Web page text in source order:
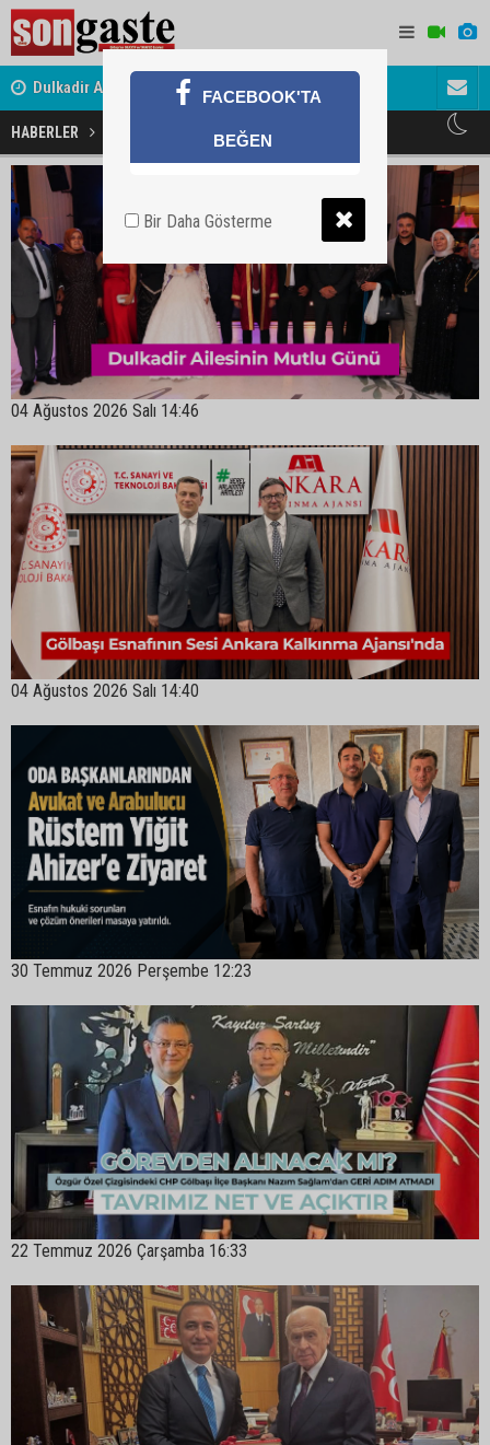
Dulkadir Ailesinin Mutlu Günü
Gölbaşı Esnafının Sesi Ankara Kalkınma Ajansı'nda Avukat
akını
HABERLER
04 Ağustos 2026 Salı 14:46
04 Ağustos 2026 Salı 14:40
30 Temmuz 2026 Perşembe 12:23
22 Temmuz 2026 Çarşamba 16:33
FACEBOOK'TA
BEĞEN
Bir Daha Gösterme